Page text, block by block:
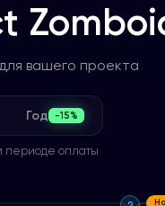
вашего проекта
Год -15%
периоде оплаты